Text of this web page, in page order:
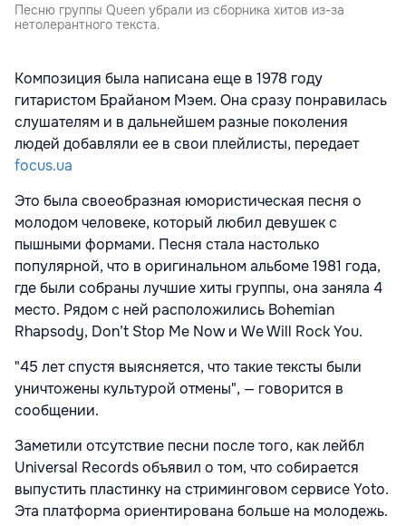
Песню группы Queen убрали из сборника хитов из-за
нетолерантного текста.
Композиция была написана еще в 1978 году
гитаристом Брайаном Мэем. Она сразу понравилась
слушателям и в дальнейшем разные поколения
людей добавляли ее в свои плейлисты, передает
focus.ua
Это была своеобразная юмористическая песня о
молодом человеке, который любил девушек с
пышными формами. Песня стала настолько
популярной, что в оригинальном альбоме 1981 года,
где были собраны лучшие хиты группы, она заняла 4
место. Рядом с ней расположились Bohemian
Rhapsody, Don’t Stop Me Now и We Will Rock You.
"45 лет спустя выясняется, что такие тексты были
уничтожены культурой отмены", — говорится в
сообщении.
Заметили отсутствие песни после того, как лейбл
Universal Records объявил о том, что собирается
выпустить пластинку на стриминговом сервисе Yoto.
Эта платформа ориентирована больше на молодежь.